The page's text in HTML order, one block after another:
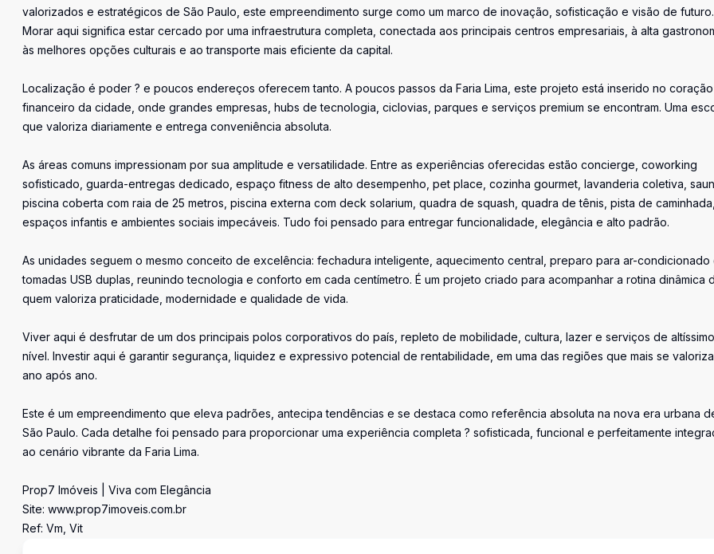
valorizados e estratégicos de São Paulo, este empreendimento surge como um marco de inovação, sofisticação e visão de futuro.
Morar aqui significa estar cercado por uma infraestrutura completa, conectada aos principais centros empresariais, à alta
às melhores opções culturais e ao transporte mais eficiente da capital.
Localização é poder ? e poucos endereços oferecem tanto. A poucos passos da Faria Lima, este projeto está inserido no coração
financeiro da cidade, onde grandes empresas, hubs de tecnologia, ciclovias, parques e serviços premium se encontram. Uma
que valoriza diariamente e entrega conveniência absoluta.
As áreas comuns impressionam por sua amplitude e versatilidade. Entre as experiências oferecidas estão concierge, coworking
sofisticado, guarda-entregas dedicado, espaço fitness de alto desempenho, pet place, cozinha gourmet, lavanderia coletiva,
piscina coberta com raia de 25 metros, piscina externa com deck solarium, quadra de squash, quadra de tênis, pista de caminhada,
espaços infantis e ambientes sociais impecáveis. Tudo foi pensado para entregar funcionalidade, elegância e alto padrão.
As unidades seguem o mesmo conceito de excelência: fechadura inteligente, aquecimento central, preparo para ar-condicionado
tomadas USB duplas, reunindo tecnologia e conforto em cada centímetro. É um projeto criado para acompanhar a rotina dinâmica
quem valoriza praticidade, modernidade e qualidade de vida.
Viver aqui é desfrutar de um dos principais polos corporativos do país, repleto de mobilidade, cultura, lazer e serviços de altíssimo
nível. Investir aqui é garantir segurança, liquidez e expressivo potencial de rentabilidade, em uma das regiões que mais se
ano após ano.
Este é um empreendimento que eleva padrões, antecipa tendências e se destaca como referência absoluta na nova era urbana
São Paulo. Cada detalhe foi pensado para proporcionar uma experiência completa ? sofisticada, funcional e perfeitamente
ao cenário vibrante da Faria Lima.
Prop7 Imóveis | Viva com Elegância
Site: www.prop7imoveis.com.br
Ref: Vm, Vit